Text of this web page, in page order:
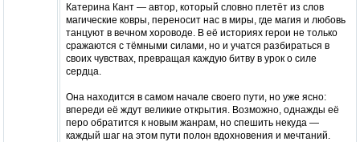
Катерина Кант — автор, который словно плетёт из слов
магические ковры, переносит нас в миры, где магия и любовь
танцуют в вечном хороводе. В её историях герои не только
сражаются с тёмными силами, но и учатся разбираться в
своих чувствах, превращая каждую битву в урок о силе
сердца.
Она находится в самом начале своего пути, но уже ясно:
впереди её ждут великие открытия. Возможно, однажды её
перо обратится к новым жанрам, но спешить некуда —
каждый шаг на этом пути полон вдохновения и мечтаний.